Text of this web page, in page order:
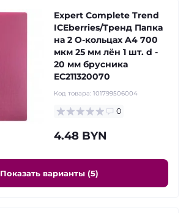
Expert Complete Trend
ICEberries/Тренд Папка
на 2 О-кольцах A4 700
мкм 25 мм лён 1 шт. d -
20 мм брусника
EC211320070
Код товара: 101799506004
0
4.48 BYN
Показать варианты (5)